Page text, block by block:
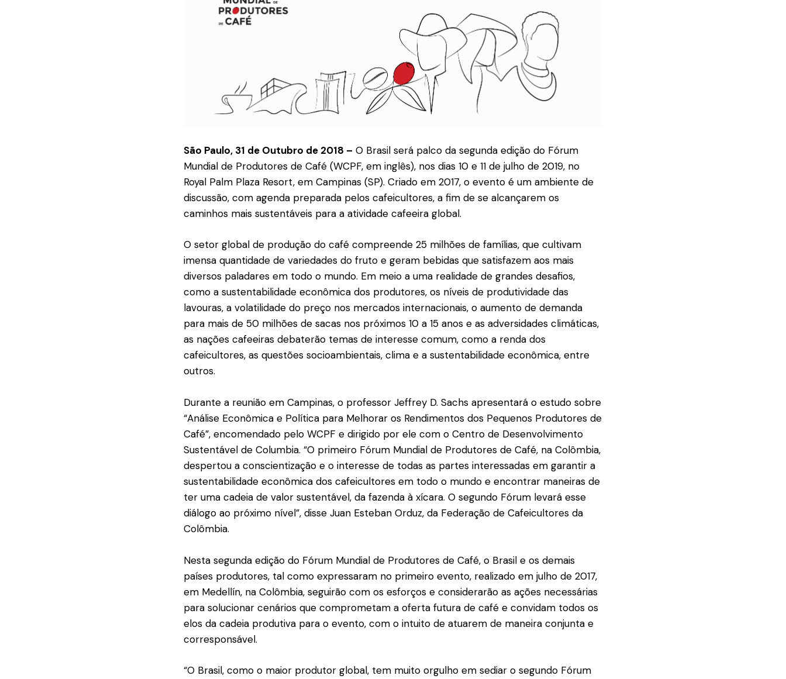
São Paulo, 31 de Outubro de 2018 – O Brasil será palco da segunda edição do Fórum
Mundial de Produtores de Café (WCPF, em inglês), nos dias 10 e 11 de julho de 2019, no
Royal Palm Plaza Resort, em Campinas (SP). Criado em 2017, o evento é um ambiente de
discussão, com agenda preparada pelos cafeicultores, a fim de se alcançarem os
caminhos mais sustentáveis para a atividade cafeeira global.
O setor global de produção do café compreende 25 milhões de famílias, que cultivam
imensa quantidade de variedades do fruto e geram bebidas que satisfazem aos mais
diversos paladares em todo o mundo. Em meio a uma realidade de grandes desafios,
como a sustentabilidade econômica dos produtores, os níveis de produtividade das
lavouras, a volatilidade do preço nos mercados internacionais, o aumento de demanda
para mais de 50 milhões de sacas nos próximos 10 a 15 anos e as adversidades climáticas,
as nações cafeeiras debaterão temas de interesse comum, como a renda dos
cafeicultores, as questões socioambientais, clima e a sustentabilidade econômica, entre
outros.
Durante a reunião em Campinas, o professor Jeffrey D. Sachs apresentará o estudo sobre
“Análise Econômica e Política para Melhorar os Rendimentos dos Pequenos Produtores de
Café”, encomendado pelo WCPF e dirigido por ele com o Centro de Desenvolvimento
Sustentável de Columbia. “O primeiro Fórum Mundial de Produtores de Café, na Colômbia,
despertou a conscientização e o interesse de todas as partes interessadas em garantir a
sustentabilidade econômica dos cafeicultores em todo o mundo e encontrar maneiras de
ter uma cadeia de valor sustentável, da fazenda à xícara. O segundo Fórum levará esse
diálogo ao próximo nível”, disse Juan Esteban Orduz, da Federação de Cafeicultores da
Colômbia.
Nesta segunda edição do Fórum Mundial de Produtores de Café, o Brasil e os demais
países produtores, tal como expressaram no primeiro evento, realizado em julho de 2017,
em Medellín, na Colômbia, seguirão com os esforços e considerarão as ações necessárias
para solucionar cenários que comprometam a oferta futura de café e convidam todos os
elos da cadeia produtiva para o evento, com o intuito de atuarem de maneira conjunta e
corresponsável.
“O Brasil, como o maior produtor global, tem muito orgulho em sediar o segundo Fórum